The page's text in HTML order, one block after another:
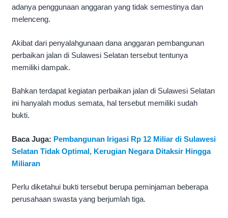
adanya penggunaan anggaran yang tidak semestinya dan
melenceng.
Akibat dari penyalahgunaan dana anggaran pembangunan
perbaikan jalan di Sulawesi Selatan tersebut tentunya
memiliki dampak.
Bahkan terdapat kegiatan perbaikan jalan di Sulawesi Selatan
ini hanyalah modus semata, hal tersebut memiliki sudah
bukti.
Baca Juga: Pembangunan Irigasi Rp 12 Miliar di Sulawesi
Selatan Tidak Optimal, Kerugian Negara Ditaksir Hingga
Miliaran
Perlu diketahui bukti tersebut berupa peminjaman beberapa
perusahaan swasta yang berjumlah tiga.